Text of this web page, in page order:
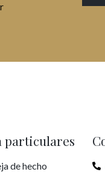
particulares
de hecho